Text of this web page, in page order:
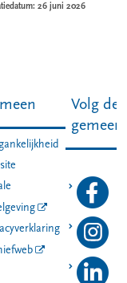
26 juni 2026
Volg de